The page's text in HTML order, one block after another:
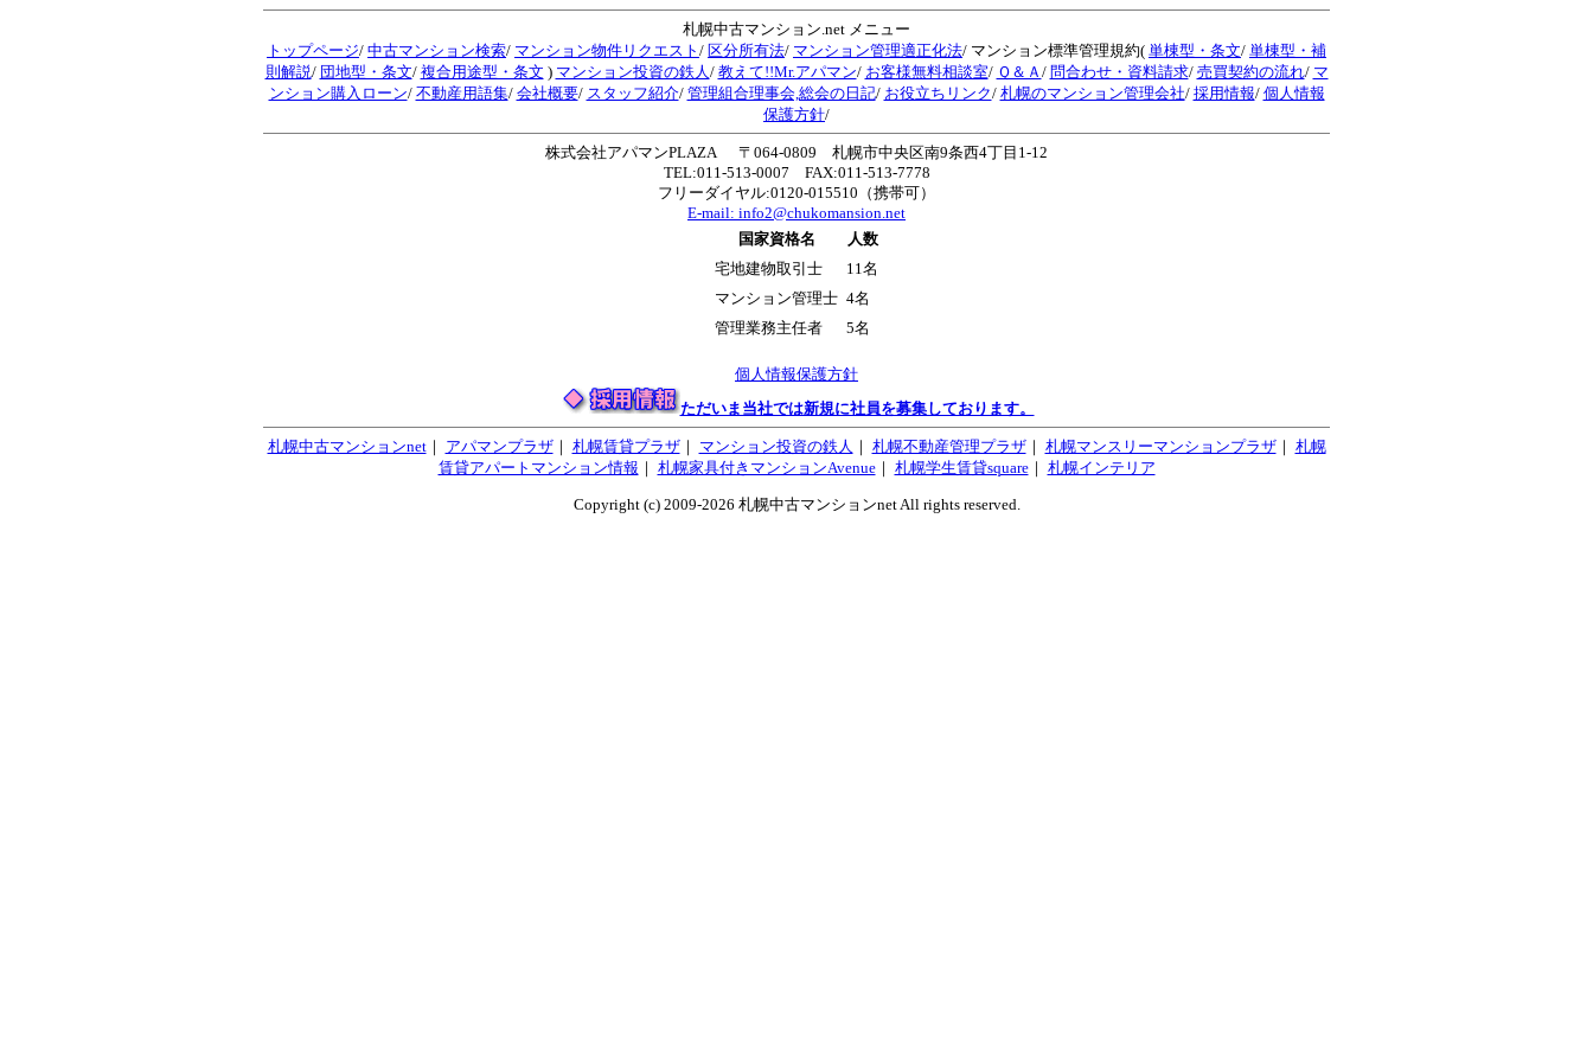
札幌中古マンション.net メニュー
トップページ/ 中古マンション検索/ マンション物件リクエスト / 区分所有法/ マンション管理適正化法/ マンション標準管理規約( 単棟型・条文/ 単棟型・補
則解説/ 団地型・条文/ 複合用途型・条文 ) マンション投資の鉄人 / 教えて!!Mr.アパマン/ お客様無料相談室/ Ｑ＆Ａ / 問合わせ・資料請求/ 売買契約の流れ/ マ
ンション購入ローン/ 不動産用語集/ 会社概要/ スタッフ紹介/ 管理組合理事会,総会の日記/ お役立ちリンク/ 札幌のマンション管理会社/ 採用情報/ 個人情報
保護方針/
株式会社アパマンPLAZA 〒064-0809 札幌市中央区南9条西4丁目1-12
TEL:011-513-0007 FAX:011-513-7778
フリーダイヤル:0120-015510（携帯可）
E-mail: info2@chukomansion.net
国家資格名
人数
宅地建物取引士
11名
マンション管理士 4名
管理業務主任者
5名
個人情報保護方針
ただいま当社では新規に社員を募集しております。
札幌中古マンションnet｜ アパマンプラザ｜ 札幌賃貸プラザ｜ マンション投資の鉄人 ｜ 札幌不動産管理プラザ｜ 札幌マンスリーマンションプラザ｜ 札幌
賃貸アパートマンション情報 ｜ 札幌家具付きマンションAvenue｜ 札幌学生賃貸square｜ 札幌インテリア
Copyright (c) 2009-2026 札幌中古マンションnet All rights reserved.